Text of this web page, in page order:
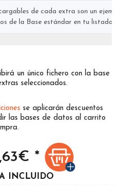
de cada extra son un
de la Base estándar en tu listado
un único fichero con la base
seleccionados.
se aplicarán descuentos
las bases de datos al carrito
€ *
INCLUIDO